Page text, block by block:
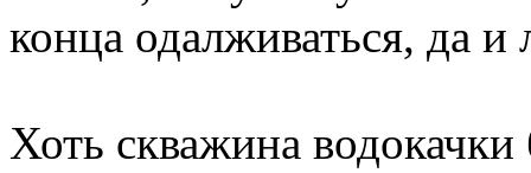
конца одалживаться, да
Хоть скважина